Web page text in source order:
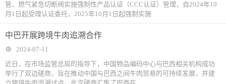
管、燃气紧急切断阀实施强制性产品认证（CCC认证）管理，自2024年10
月1日起受理认证委托，2025年10月1日起强制实施
中巴开展跨境牛肉追溯合作
2024-07-11
近日，在市场监管总局的指导下，中国物品编码中心与巴西相关机构成功
举行了双边磋商，旨在推动中国与巴西之间牛肉贸易的可持续发展，并建